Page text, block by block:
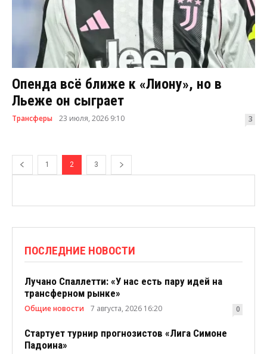
Опенда всё ближе к «Лиону», но в
Льеже он сыграет
Трансферы 23 июля, 2026 9:10 3
1 2 3
ПОСЛЕДНИЕ НОВОСТИ
Лучано Спаллетти: «У нас есть пару идей на
трансферном рынке»
Общие новости 7 августа, 2026 16:20 0
Стартует турнир прогнозистов «Лига Симоне
Падоина»